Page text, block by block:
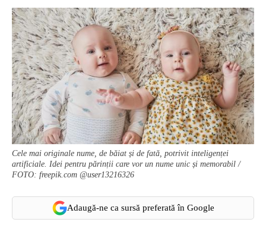
Cele mai originale nume, de băiat și de fată, potrivit inteligenței
artificiale. Idei pentru părinții care vor un nume unic și memorabil /
FOTO: freepik.com @user13216326
Adaugă-ne ca sursă preferată în Google